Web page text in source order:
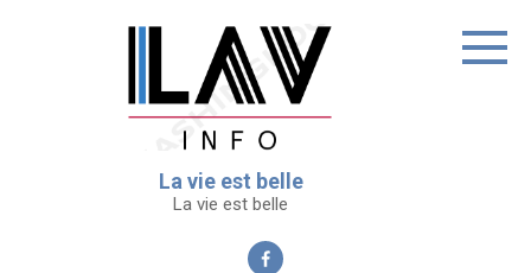
La vie est belle
La vie est belle